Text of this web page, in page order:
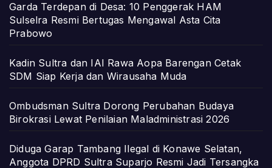
Garda Terdepan di Desa: 10 Penggerak HAM
Sulselra Resmi Bertugas Mengawal Asta Cita
Prabowo
Kadin Sultra dan IAI Rawa Aopa Barengan Cetak
SDM Siap Kerja dan Wirausaha Muda
Ombudsman Sultra Dorong Perubahan Budaya
Birokrasi Lewat Penilaian Maladministrasi 2026
Diduga Garap Tambang Ilegal di Konawe Selatan,
Anggota DPRD Sultra Suparjo Resmi Jadi Tersangka